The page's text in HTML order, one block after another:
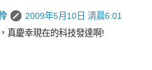
2009年5月10日 清晨6:01
真慶幸現在的科技發達啊!